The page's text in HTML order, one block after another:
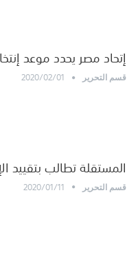
إتحاد مصر يحدد موعد
قسم التحرير 2020/02/01
المستقلة تطالب بتقييد
قسم التحرير 2020/01/11